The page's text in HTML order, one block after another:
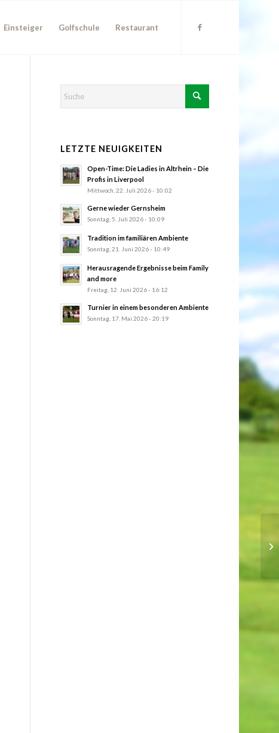
Einsteiger Golfschule Restaurant
LETZTE NEUIGKEITEN
Open-Time: Die Ladies in Altrhein – Die
Profis in Liverpool
Mittwoch, 22. Juli 2026 - 10:02
Gerne wieder Gernsheim
Sonntag, 5. Juli 2026 - 10:09
Tradition im familiären Ambiente
Sonntag, 21. Juni 2026 - 10:49
Herausragende Ergebnisse beim Family
and more
Freitag, 12. Juni 2026 - 16:12
Turnier in einem besonderen Ambiente
Sonntag, 17. Mai 2026 - 20:19